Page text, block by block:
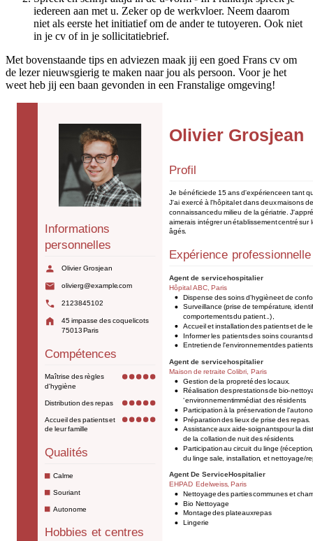
iedereen aan met u. Zeker op de werkvloer. Neem daarom
niet als eerste het initiatief om de ander te tutoyeren. Ook niet
in je cv of in je sollicitatiebrief.
Met bovenstaande tips en adviezen maak jij een goed Frans cv om
de lezer nieuwsgierig te maken naar jou als persoon. Voor je het
weet heb jij een baan gevonden in een Franstalige omgeving!